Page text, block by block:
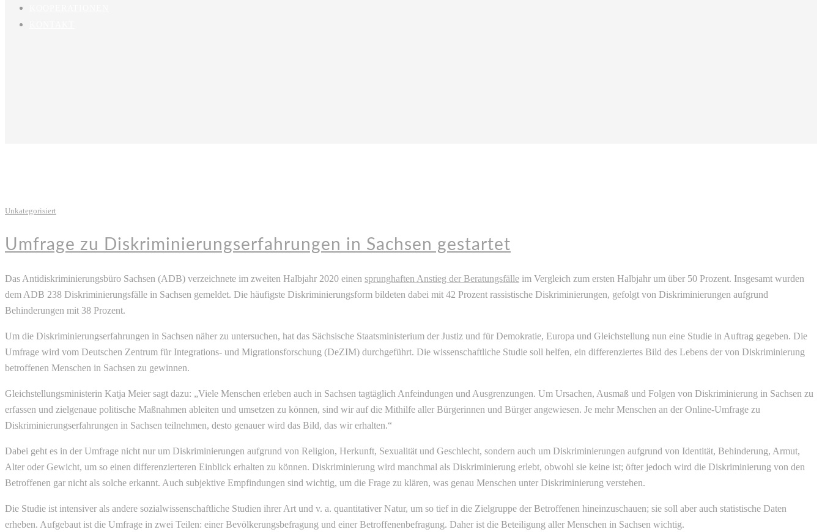
Unkategorisiert
Umfrage zu Diskriminierungserfahrungen in Sachsen gestartet
Das Antidiskriminierungsbüro Sachsen (ADB) verzeichnete im zweiten Halbjahr 2020 einen sprunghaften Anstieg der Beratungsfälle im Vergleich zum ersten Halbjahr um über 50 Prozent. Insgesamt wurden
dem ADB 238 Diskriminierungsfälle in Sachsen gemeldet. Die häufigste Diskriminierungsform bildeten dabei mit 42 Prozent rassistische Diskriminierungen, gefolgt von Diskriminierungen aufgrund
Behinderungen mit 38 Prozent.
Um die Diskriminierungserfahrungen in Sachsen näher zu untersuchen, hat das Sächsische Staatsministerium der Justiz und für Demokratie, Europa und Gleichstellung nun eine Studie in Auftrag gegeben. Die
Umfrage wird vom Deutschen Zentrum für Integrations- und Migrationsforschung (DeZIM) durchgeführt. Die wissenschaftliche Studie soll helfen, ein differenziertes Bild des Lebens der von Diskriminierung
betroffenen Menschen in Sachsen zu gewinnen.
Gleichstellungsministerin Katja Meier sagt dazu: „Viele Menschen erleben auch in Sachsen tagtäglich Anfeindungen und Ausgrenzungen. Um Ursachen, Ausmaß und Folgen von Diskriminierung in Sachsen zu
erfassen und zielgenaue politische Maßnahmen ableiten und umsetzen zu können, sind wir auf die Mithilfe aller Bürgerinnen und Bürger angewiesen. Je mehr Menschen an der Online-Umfrage zu
Diskriminierungserfahrungen in Sachsen teilnehmen, desto genauer wird das Bild, das wir erhalten.“
Dabei geht es in der Umfrage nicht nur um Diskriminierungen aufgrund von Religion, Herkunft, Sexualität und Geschlecht, sondern auch um Diskriminierungen aufgrund von Identität, Behinderung, Armut,
Alter oder Gewicht, um so einen differenzierteren Einblick erhalten zu können. Diskriminierung wird manchmal als Diskriminierung erlebt, obwohl sie keine ist; öfter jedoch wird die Diskriminierung von den
Betroffenen gar nicht als solche erkannt. Auch subjektive Empfindungen sind wichtig, um die Frage zu klären, was genau Menschen unter Diskriminierung verstehen.
Die Studie ist intensiver als andere sozialwissenschaftliche Studien ihrer Art und v. a. quantitativer Natur, um so tief in die Zielgruppe der Betroffenen hineinzuschauen; sie soll aber auch statistische Daten
erheben. Aufgebaut ist die Umfrage in zwei Teilen: einer Bevölkerungsbefragung und einer Betroffenenbefragung. Daher ist die Beteiligung aller Menschen in Sachsen wichtig.